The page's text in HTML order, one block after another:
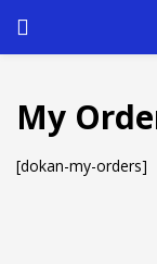
My
[dokan-my-orders]